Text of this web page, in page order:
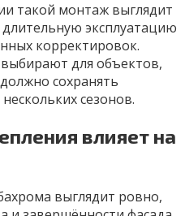
такой монтаж выглядит
эксплуатацию
корректировок.
для объектов,
сохранять
сезонов.
влияет на
выглядит ровно,